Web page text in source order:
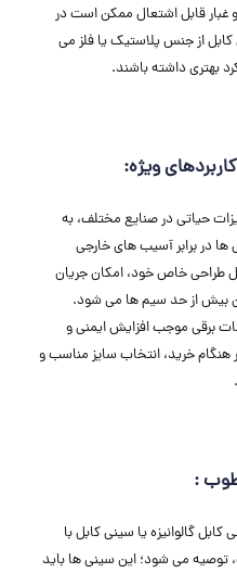
غبار قابل اشتعال ممکن است در
از جنس پلاستیک یا فلز می
بهتری داشته باشند.
ویژه:
حیاتی در صنایع مختلف، به
‌ها در برابر آسیب ‌های خارجی
طراحی خاص خود، امکان جریان
بیش ‌از حد سیم ‌ها می ‌شود.
برقی موجب افزایش ایمنی و
خرید، انتخاب سایز مناسب و
:
گالوانیزه یا سینی کابل با
می ‌شود؛ این سینی‌ ها باید